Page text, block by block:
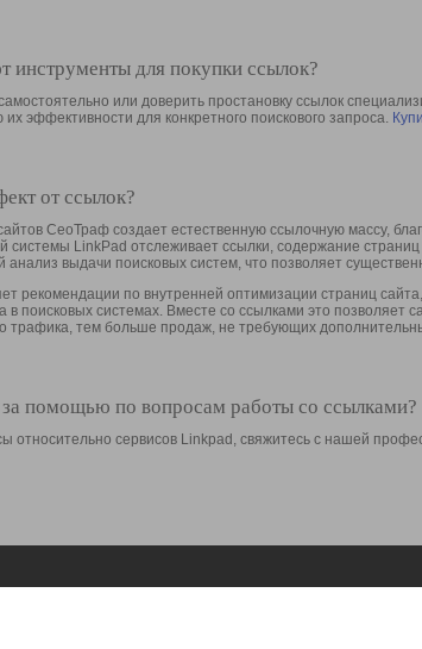
инструменты для покупки ссылок?
или доверить простановку ссылок
эффективности для конкретного поискового запроса.
от ссылок?
СеоТраф создает естественную ссылочную массу,
системы LinkPad отслеживает ссылки, содержание
выдачи поисковых систем, что позволяет
рекомендации по внутренней оптимизации страниц
в поисковых системах. Вместе со ссылками это позволяет
трафика, тем больше продаж, не требующих
помощью по вопросам работы со ссылками?
относительно сервисов Linkpad, свяжитесь с нашей